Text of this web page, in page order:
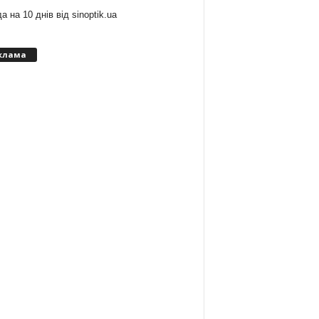
на 10 днів від sinoptik.ua